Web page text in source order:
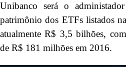
Unibanco será o
patrimônio dos ETFs listados
atualmente R$ 3,5 bilhões,
de R$ 181 milhões em 2016.